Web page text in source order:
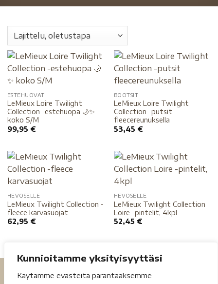
Kunnioitamme yksityisyyttäsi
Käytämme evästeitä parantaaksemme
ESTEHUOVAT
LeMieux Loire Twilight
Collection -estehuopa 🌙✨
koko S/M
99,95 €
BOOTSIT
LeMieux Loire Twilight
Collection -putsit
fleecereunuksella
53,45 €
HEVOSELLE
LeMieux Twilight Collection -
fleece karvasuojat
62,95 €
HEVOSELLE
LeMieux Twilight Collection
Loire -pintelit, 4kpl
52,45 €